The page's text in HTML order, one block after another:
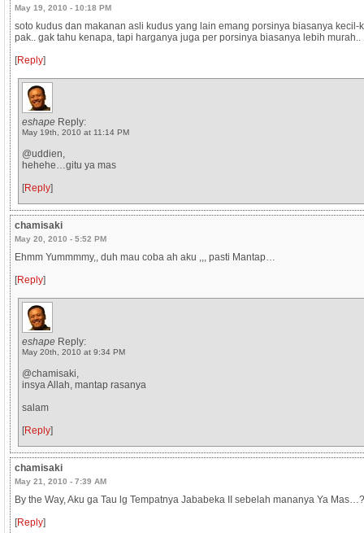
May 19, 2010 - 10:18 PM
soto kudus dan makanan asli kudus yang lain emang porsinya biasanya kecil-
pak.. gak tahu kenapa, tapi harganya juga per porsinya biasanya lebih murah..
[Reply]
eshape Reply:
May 19th, 2010 at 11:14 PM
@uddien,
hehehe…gitu ya mas
[Reply]
chamisaki
May 20, 2010 - 5:52 PM
Ehmm Yummmmy,, duh mau coba ah aku ,,, pasti Mantap…
[Reply]
eshape Reply:
May 20th, 2010 at 9:34 PM
@chamisaki,
insya Allah, mantap rasanya
salam
[Reply]
chamisaki
May 21, 2010 - 7:39 AM
By the Way, Aku ga Tau lg Tempatnya Jababeka II sebelah mananya Ya
[Reply]